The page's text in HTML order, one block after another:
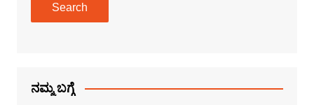
Search
ನಮ್ಮ ಬಗ್ಗೆ